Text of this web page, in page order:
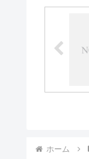
ホーム